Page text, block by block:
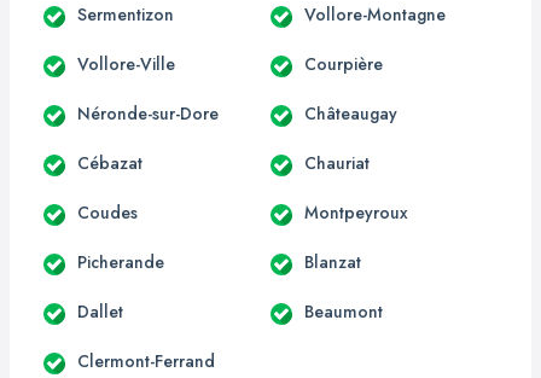
Sermentizon Vollore-Montagne
Vollore-Ville Courpière
Néronde-sur-Dore Châteaugay
Cébazat Chauriat
Coudes Montpeyroux
Picherande Blanzat
Dallet Beaumont
Clermont-Ferrand